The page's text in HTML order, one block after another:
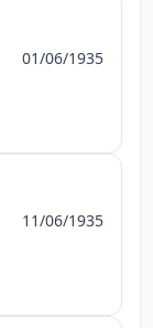
01/06/1935
11/06/1935